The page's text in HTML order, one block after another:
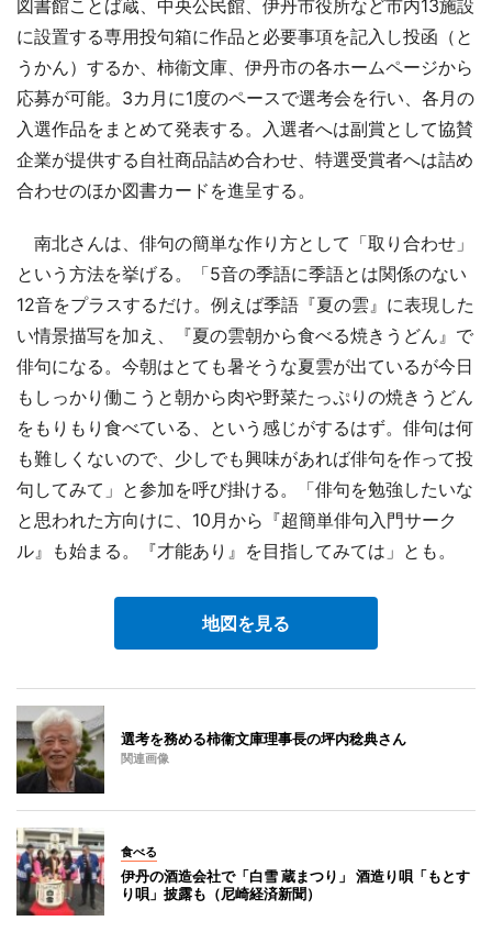
図書館ことば蔵、中央公民館、伊丹市役所など市内13施設
に設置する専用投句箱に作品と必要事項を記入し投函（と
うかん）するか、柿衞文庫、伊丹市の各ホームページから
応募が可能。3カ月に1度のペースで選考会を行い、各月の
入選作品をまとめて発表する。入選者へは副賞として協賛
企業が提供する自社商品詰め合わせ、特選受賞者へは詰め
合わせのほか図書カードを進呈する。
南北さんは、俳句の簡単な作り方として「取り合わせ」
という方法を挙げる。「5音の季語に季語とは関係のない
12音をプラスするだけ。例えば季語『夏の雲』に表現した
い情景描写を加え、『夏の雲朝から食べる焼きうどん』で
俳句になる。今朝はとても暑そうな夏雲が出ているが今日
もしっかり働こうと朝から肉や野菜たっぷりの焼きうどん
をもりもり食べている、という感じがするはず。俳句は何
も難しくないので、少しでも興味があれば俳句を作って投
句してみて」と参加を呼び掛ける。「俳句を勉強したいな
と思われた方向けに、10月から『超簡単俳句入門サーク
ル』も始まる。『才能あり』を目指してみては」とも。
地図を見る
選考を務める柿衞文庫理事長の坪内稔典さん
関連画像
食べる
伊丹の酒造会社で「白雪 蔵まつり」 酒造り唄「もとす
り唄」披露も（尼崎経済新聞）